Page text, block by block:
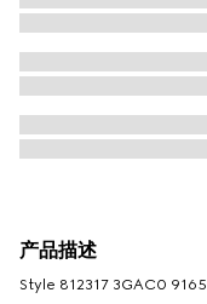
产品描述
Style ‎812317 3GAC0 9165